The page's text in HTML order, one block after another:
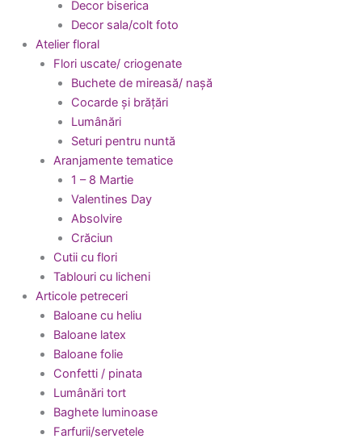
Decor biserica
Decor sala/colt foto
Atelier floral
Flori uscate/ criogenate
Buchete de mireasă/ nașă
Cocarde și brățări
Lumânări
Seturi pentru nuntă
Aranjamente tematice
1 – 8 Martie
Valentines Day
Absolvire
Crăciun
Cutii cu flori
Tablouri cu licheni
Articole petreceri
Baloane cu heliu
Baloane latex
Baloane folie
Confetti / pinata
Lumânări tort
Baghete luminoase
Farfurii/servetele